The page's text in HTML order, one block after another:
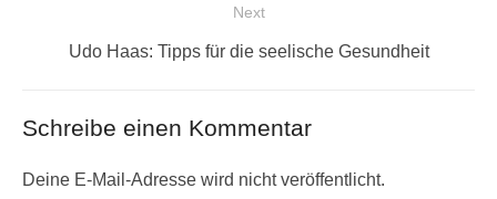
Next
Next
Udo Haas: Tipps für die seelische Gesundheit
Schreibe einen Kommentar
Deine E-Mail-Adresse wird nicht veröffentlicht.